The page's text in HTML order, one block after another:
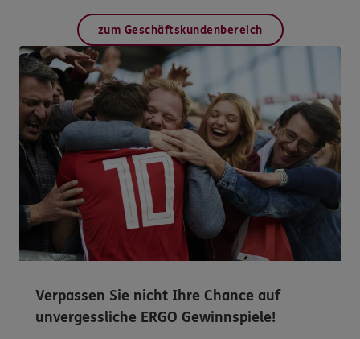
zum Geschäftskundenbereich
Verpassen Sie nicht Ihre Chance auf
unvergessliche ERGO Gewinnspiele!